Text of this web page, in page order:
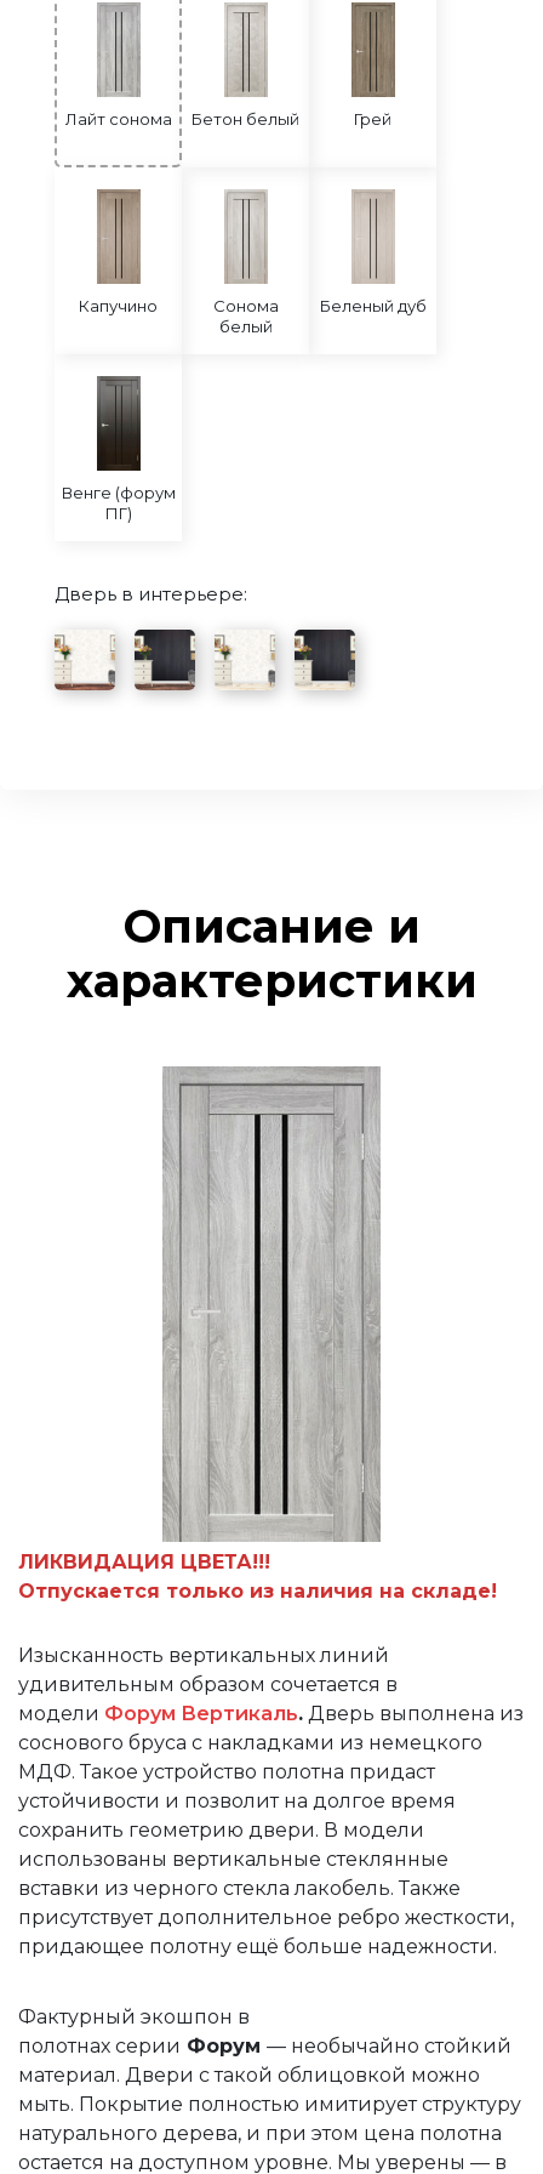
Лайт сонома Бетон белый Грей
Капучино
Сонома
белый
Беленый дуб
Венге (форум
ПГ)
Дверь в интерьере:
Описание и
характеристики
ЛИКВИДАЦИЯ ЦВЕТА!!!
Отпускается только из наличия на складе!
Изысканность вертикальных линий
удивительным образом сочетается в
модели Форум Вертикаль. Дверь выполнена из
соснового бруса с накладками из немецкого
МДФ. Такое устройство полотна придаст
устойчивости и позволит на долгое время
сохранить геометрию двери. В модели
использованы вертикальные стеклянные
вставки из черного стекла лакобель. Также
присутствует дополнительное ребро жесткости,
придающее полотну ещё больше надежности.
Фактурный экошпон в
полотнах серии Форум — необычайно стойкий
материал. Двери с такой облицовкой можно
мыть. Покрытие полностью имитирует структуру
натурального дерева, и при этом цена полотна
остается на доступном уровне. Мы уверены — в